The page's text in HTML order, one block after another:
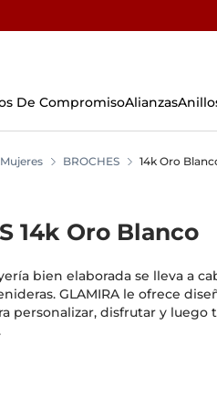
De CompromisoAlianzas
BROCHES 14k Oro
14k Oro Blanco
bien elaborada se lleva a
GLAMIRA le ofrece
personalizar, disfrutar y luego